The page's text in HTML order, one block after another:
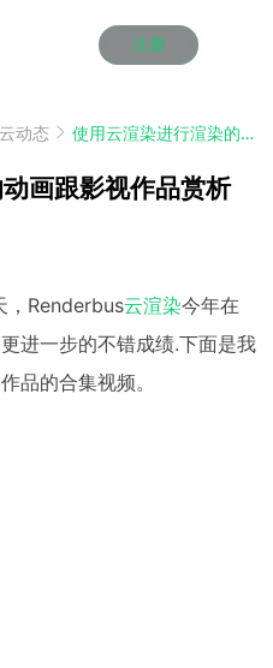
注册
动态 使用云渲染进行渲染的动画跟影视作品赏析
画跟影视作品赏析
，Renderbus云渲染今年在
进一步的不错成绩.下面是我
品的合集视频。